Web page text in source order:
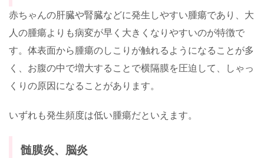
赤ちゃんの肝臓や腎臓などに発生しやすい腫瘍であり、大
人の腫瘍よりも病変が早く大きくなりやすいのが特徴で
す。体表面から腫瘍のしこりが触れるようになることが多
く、お腹の中で増大することで横隔膜を圧迫して、しゃっ
くりの原因になることがあります。
いずれも発生頻度は低い腫瘍だといえます。
髄膜炎、脳炎